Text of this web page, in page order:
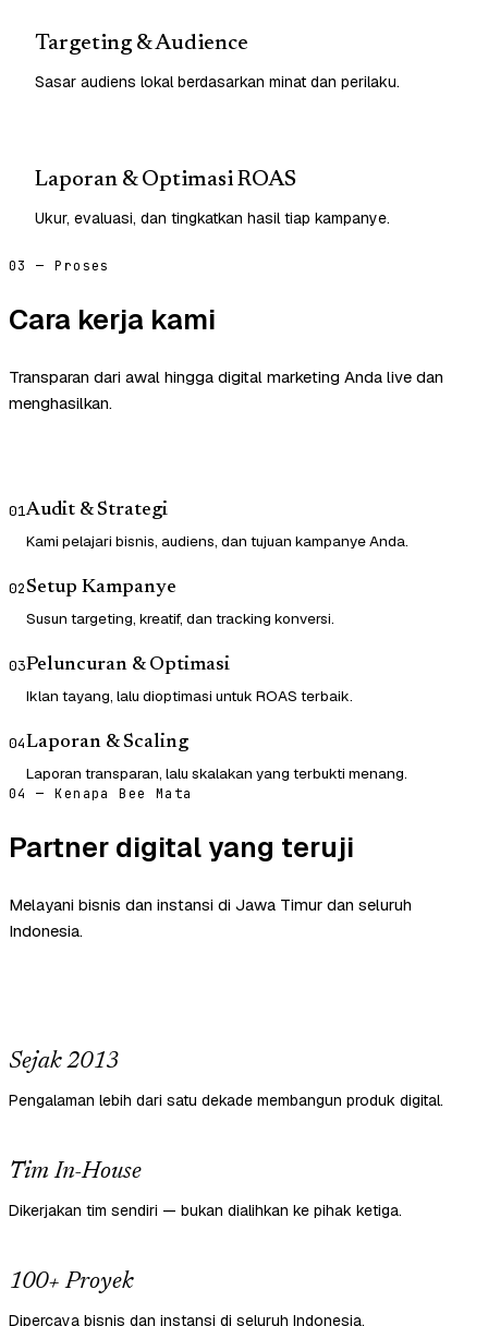
Targeting & Audience
Sasar audiens lokal berdasarkan minat dan perilaku.
Laporan & Optimasi ROAS
Ukur, evaluasi, dan tingkatkan hasil tiap kampanye.
03 — Proses
Cara kerja kami
Transparan dari awal hingga digital marketing Anda live dan
menghasilkan.
01Audit & Strategi
Kami pelajari bisnis, audiens, dan tujuan kampanye Anda.
02Setup Kampanye
Susun targeting, kreatif, dan tracking konversi.
03Peluncuran & Optimasi
Iklan tayang, lalu dioptimasi untuk ROAS terbaik.
04Laporan & Scaling
Laporan transparan, lalu skalakan yang terbukti menang.
04 — Kenapa Bee Mata
Partner digital yang teruji
Melayani bisnis dan instansi di Jawa Timur dan seluruh
Indonesia.
Sejak 2013
Pengalaman lebih dari satu dekade membangun produk digital.
Tim In-House
Dikerjakan tim sendiri — bukan dialihkan ke pihak ketiga.
100+ Proyek
Dipercaya bisnis dan instansi di seluruh Indonesia.